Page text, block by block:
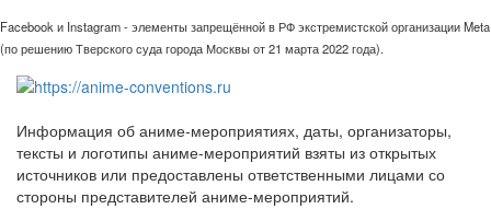
Facebook и Instagram - элементы запрещённой в РФ экстремистской организации Meta
(по решению Тверского суда города Москвы от 21 марта 2022 года).
Информация об аниме-мероприятиях, даты, организаторы,
тексты и логотипы аниме-мероприятий взяты из открытых
источников или предоставлены ответственными лицами со
стороны представителей аниме-мероприятий.